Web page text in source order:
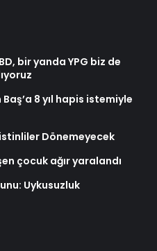
bir yanda YPG biz de
Baş’a 8 yıl hapis istemiyle
Dönemeyecek
çocuk ağır yaralandı
Uykusuzluk